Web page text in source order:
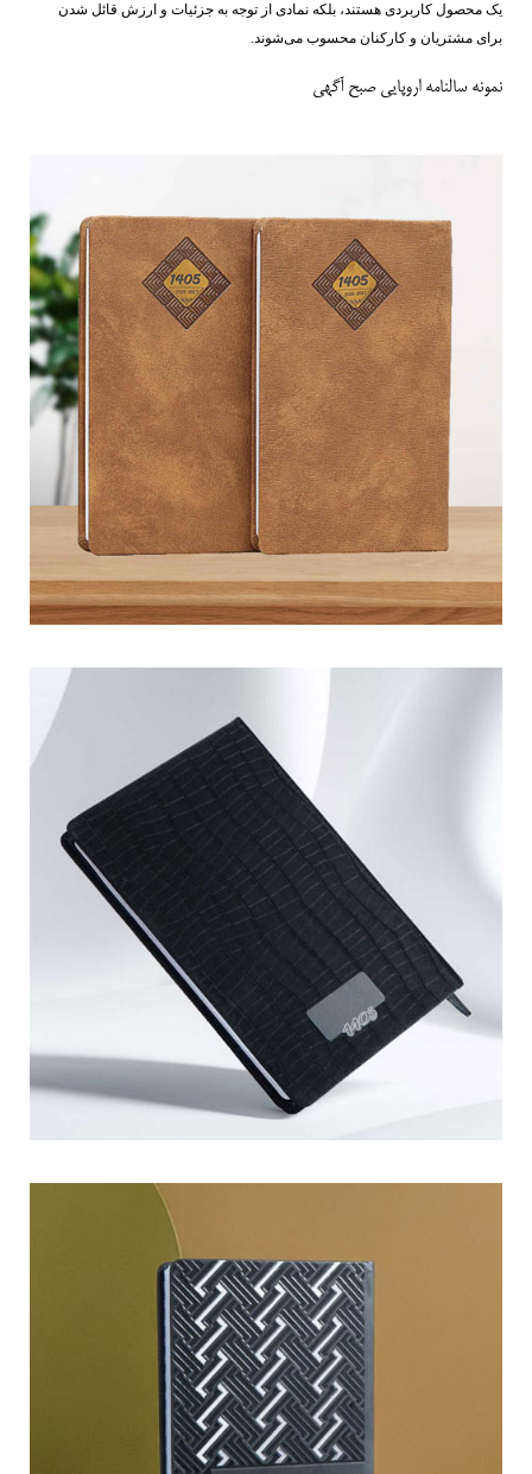
یک محصول کاربردی هستند، بلکه نمادی از توجه به جزئیات و ارزش قائل شدن
برای مشتریان و کارکنان محسوب می‌شوند.
نمونه سالنامه اروپایی صبح آگهی